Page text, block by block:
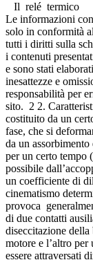
Il relé termico
Le informazioni
solo in conformità
tutti i diritti sulla
i contenuti
e sono stati
inesattezze e
responsabilità per
sito. 2 2.
costituito da un
fase, che si
da un
per un certo
possibile
un coefficiente di
cinematismo
provoca
di due contatti
diseccitazione
motore e l’altro
essere attraversati